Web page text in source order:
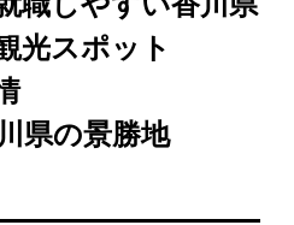
光スポット
県の景勝地